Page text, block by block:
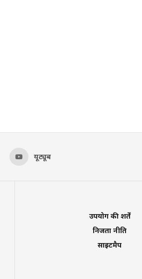
यूट्यूब
उपयोग की शर्तें
निजता नीति
साइटमैप